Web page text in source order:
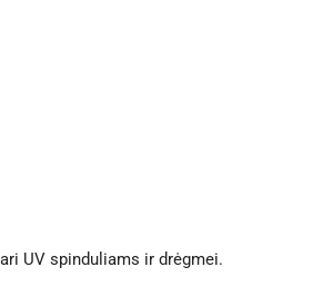
UV spinduliams ir drėgmei.